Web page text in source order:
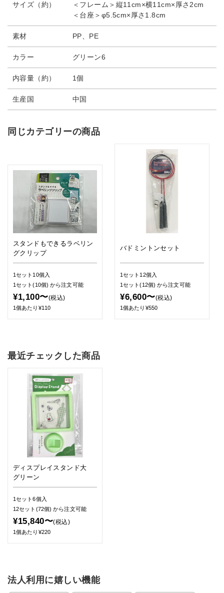
サイズ（約）
＜フレーム＞縦11cm×横11cm×厚さ2cm
＜台座＞φ5.5cm×厚さ1.8cm
素材 PP、PE
カラー グリーン6
内容量（約） 1個
生産国 中国
同じカテゴリーの商品
スタンドもできるラベリン
グクリップ
1セット10個入
1セット(10個)から注文可能
¥1,100〜(税込)
1個あたり¥110
バドミントンセット
1セット12個入
1セット(12個)から注文可能
¥6,600〜(税込)
1個あたり¥550
最近チェックした商品
ディスプレイスタンド大
グリーン
1セット6個入
12セット(72個)から注文可能
¥15,840〜(税込)
1個あたり¥220
法人利用に嬉しい機能